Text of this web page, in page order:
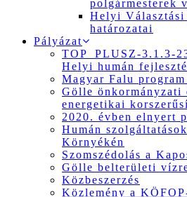
polgármesterek
Helyi Választási
határozatai
Pályázat
TOP_PLUSZ-3.1.3-
Helyi humán
Magyar Falu
Gölle önkormányzati
energetikai
2020. évben elnyert
Humán
Környékén
Szomszédolás a
Gölle belterületi
Közbeszerzés
Közlemény a